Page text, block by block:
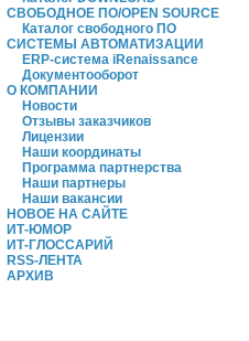
СВОБОДНОЕ ПО/OPEN SOURCE
Каталог свободного ПО
СИСТЕМЫ АВТОМАТИЗАЦИИ
ERP-система iRenaissance
Документооборот
О КОМПАНИИ
Новости
Отзывы заказчиков
Лицензии
Наши координаты
Программа партнерства
Наши партнеры
Наши вакансии
НОВОЕ НА САЙТЕ
ИТ-ЮМОР
ИТ-ГЛОССАРИЙ
RSS-ЛЕНТА
АРХИВ